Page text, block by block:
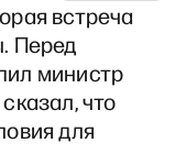
встреча
Перед
министр
что
для